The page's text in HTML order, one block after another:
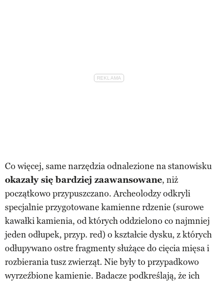
Co więcej, same narzędzia odnalezione na stanowisku
okazały się bardziej zaawansowane, niż
początkowo przypuszczano. Archeolodzy odkryli
specjalnie przygotowane kamienne rdzenie (surowe
kawałki kamienia, od których oddzielono co najmniej
jeden odłupek, przyp. red) o kształcie dysku, z których
odłupywano ostre fragmenty służące do cięcia mięsa i
rozbierania tusz zwierząt. Nie były to przypadkowo
wyrzeźbione kamienie. Badacze podkreślają, że ich